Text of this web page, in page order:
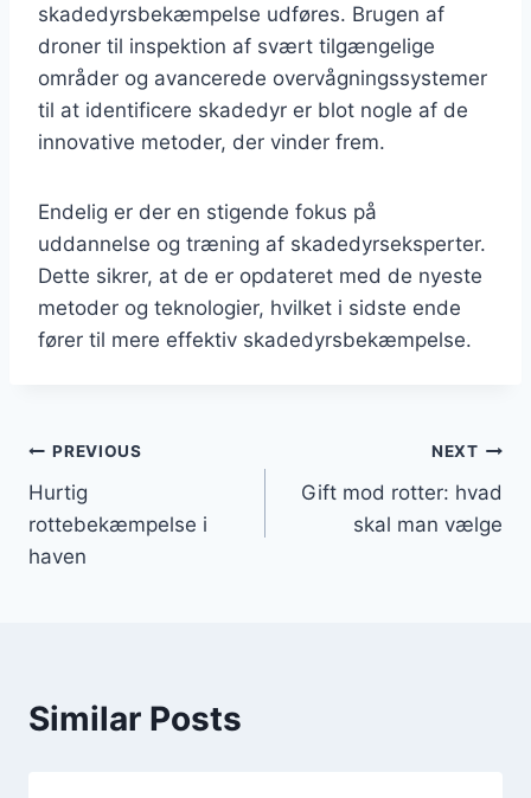
skadedyrsbekæmpelse udføres. Brugen af
droner til inspektion af svært tilgængelige
områder og avancerede overvågningssystemer
til at identificere skadedyr er blot nogle af de
innovative metoder, der vinder frem.
Endelig er der en stigende fokus på
uddannelse og træning af skadedyrseksperter.
Dette sikrer, at de er opdateret med de nyeste
metoder og teknologier, hvilket i sidste ende
fører til mere effektiv skadedyrsbekæmpelse.
Indlægsnavigation
PREVIOUS
Hurtig
rottebekæmpelse i
haven
NEXT
Gift mod rotter: hvad
skal man vælge
Similar Posts